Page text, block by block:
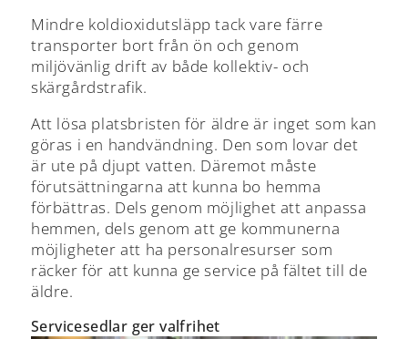
Mindre koldioxidutsläpp tack vare färre
transporter bort från ön och genom
miljövänlig drift av både kollektiv- och
skärgårdstrafik.
Att lösa platsbristen för äldre är inget som kan
göras i en handvändning. Den som lovar det
är ute på djupt vatten. Däremot måste
förutsättningarna att kunna bo hemma
förbättras. Dels genom möjlighet att anpassa
hemmen, dels genom att ge kommunerna
möjligheter att ha personalresurser som
räcker för att kunna ge service på fältet till de
äldre.
Servicesedlar ger valfrihet